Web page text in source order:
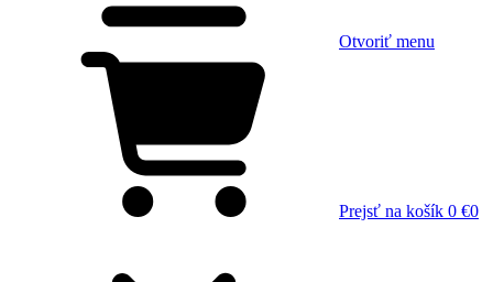
Otvoriť menu
Prejsť na košík 0 €0